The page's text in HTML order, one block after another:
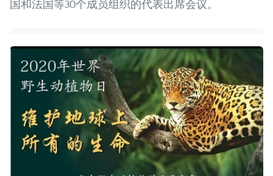
国和法国等30个成员组织的代表出席会议。